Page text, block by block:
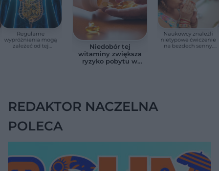
Regularne
wypróżnienia mogą
zależeć od tej
Niedobór tej
witaminy zwiększa
ryzyko pobytu w
Naukowcy znaleźli
nietypowe ćwiczenie
na bezdech senny.
REDAKTOR NACZELNA
POLECA